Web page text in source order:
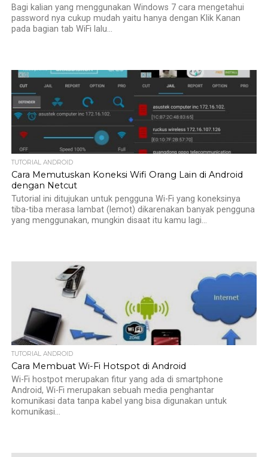
Bagi kalian yang menggunakan Windows 7 cara mengetahui
password nya cukup mudah yaitu hanya dengan Klik Kanan
pada bagian tab WiFi lalu...
TUTORIAL ANDROID
Cara Memutuskan Koneksi Wifi Orang Lain di Android
dengan Netcut
Tutorial ini ditujukan untuk pengguna Wi-Fi yang koneksinya
tiba-tiba merasa lambat (lemot) dikarenakan banyak pengguna
yang menggunakan, mungkin disaat itu kamu lagi...
TUTORIAL ANDROID
Cara Membuat Wi-Fi Hotspot di Android
Wi-Fi hostpot merupakan fitur yang ada di smartphone
Android, Wi-Fi merupakan sebuah media penghantar
komunikasi data tanpa kabel yang bisa digunakan untuk
komunikasi...